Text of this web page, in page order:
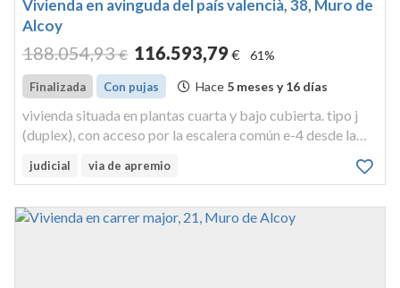
Vivienda en avinguda del país valencià, 38, Muro de
Alcoy
188.054,93 € 116.593,79€ 61%
Finalizada Con pujas Hace 5 meses y 16 días
vivienda situada en plantas cuarta y bajo cubierta. tipo j
(duplex), con acceso por la escalera común e-4 desde la
habitar y ocupa una superficie construida total de ciento
judicial via de apremio